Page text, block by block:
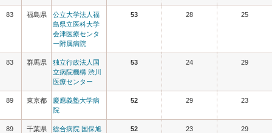
83 福島県
公立大学法人福
島県立医科大学
会津医療センタ
ー附属病院
53 28 25
83 群馬県
独立行政法人国
立病院機構 渋川
医療センター
53 24 29
89 東京都
慶應義塾大学病
院
52 29 23
89 千葉県
総合病院 国保旭
52 23 29